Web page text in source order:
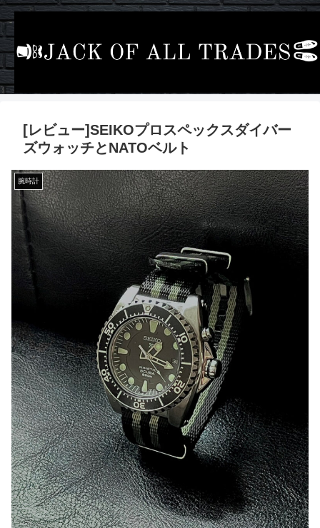
[レビュー]SEIKOプロスペックスダイバー
ズウォッチとNATOベルト
腕時計